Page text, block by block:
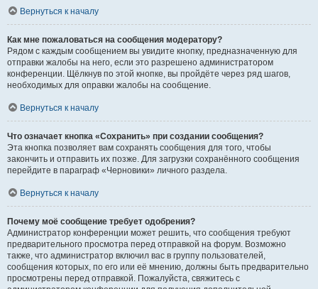
Вернуться к началу
Как мне пожаловаться на сообщения модератору?
Рядом с каждым сообщением вы увидите кнопку, предназначенную для
отправки жалобы на него, если это разрешено администратором
конференции. Щёлкнув по этой кнопке, вы пройдёте через ряд шагов,
необходимых для оправки жалобы на сообщение.
Вернуться к началу
Что означает кнопка «Сохранить» при создании сообщения?
Эта кнопка позволяет вам сохранять сообщения для того, чтобы
закончить и отправить их позже. Для загрузки сохранённого сообщения
перейдите в параграф «Черновики» личного раздела.
Вернуться к началу
Почему моё сообщение требует одобрения?
Администратор конференции может решить, что сообщения требуют
предварительного просмотра перед отправкой на форум. Возможно
также, что администратор включил вас в группу пользователей,
сообщения которых, по его или её мнению, должны быть предварительно
просмотрены перед отправкой. Пожалуйста, свяжитесь с